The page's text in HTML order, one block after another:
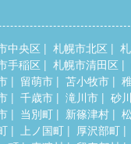
中央区 札幌市北区
手稲区
札幌市清田区
留萌市 苫小牧市
千歳市 滝川市 砂
当別町 新篠津村
上ノ国町 厚沢部町